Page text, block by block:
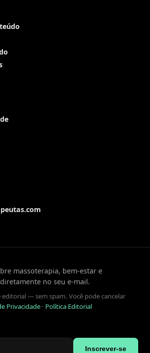
massoterapia, bem-estar e
no seu e-mail.
— sem spam. Você pode cancelar
Privacidade · Política Editorial
Inscrever-se